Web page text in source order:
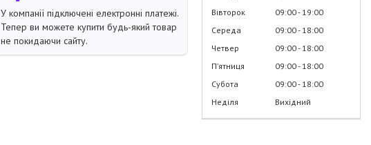
У компанії підключені електронні платежі.
Тепер ви можете купити будь-який товар
не покидаючи сайту.
Вівторок
09:00 19:00
Середа
09:00 18:00
Четвер
09:00 18:00
Пʼятниця
09:00 18:00
Субота
09:00 18:00
Неділя
Вихідний